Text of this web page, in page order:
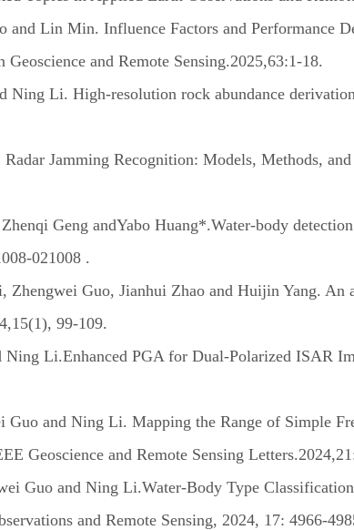
Lin Min. Influence Factors and Performance
and Remote Sensing.2025,63:1-18.
Ning Li. High-resolution rock abundance
Jamming Recognition: Models, Methods,
Geng andYabo Huang*.Water-body
021008 .
Guo, Jianhui Zhao and Huijin Yang. An
99-109.
Li.Enhanced PGA for Dual-Polarized ISAR
and Ning Li. Mapping the Range of Simple
Geoscience and Remote Sensing
Guo and Ning Li.Water-Body Type
and Remote Sensing, 2024, 17: 4966-